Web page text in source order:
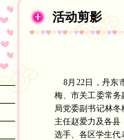
活动剪影
8月22日，丹东
梅、市关工委常
局党委副书记林
主任赵爱力及各县
选手、各区学生代